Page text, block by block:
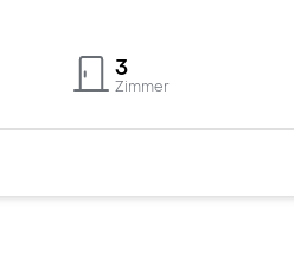
Zimmer
3